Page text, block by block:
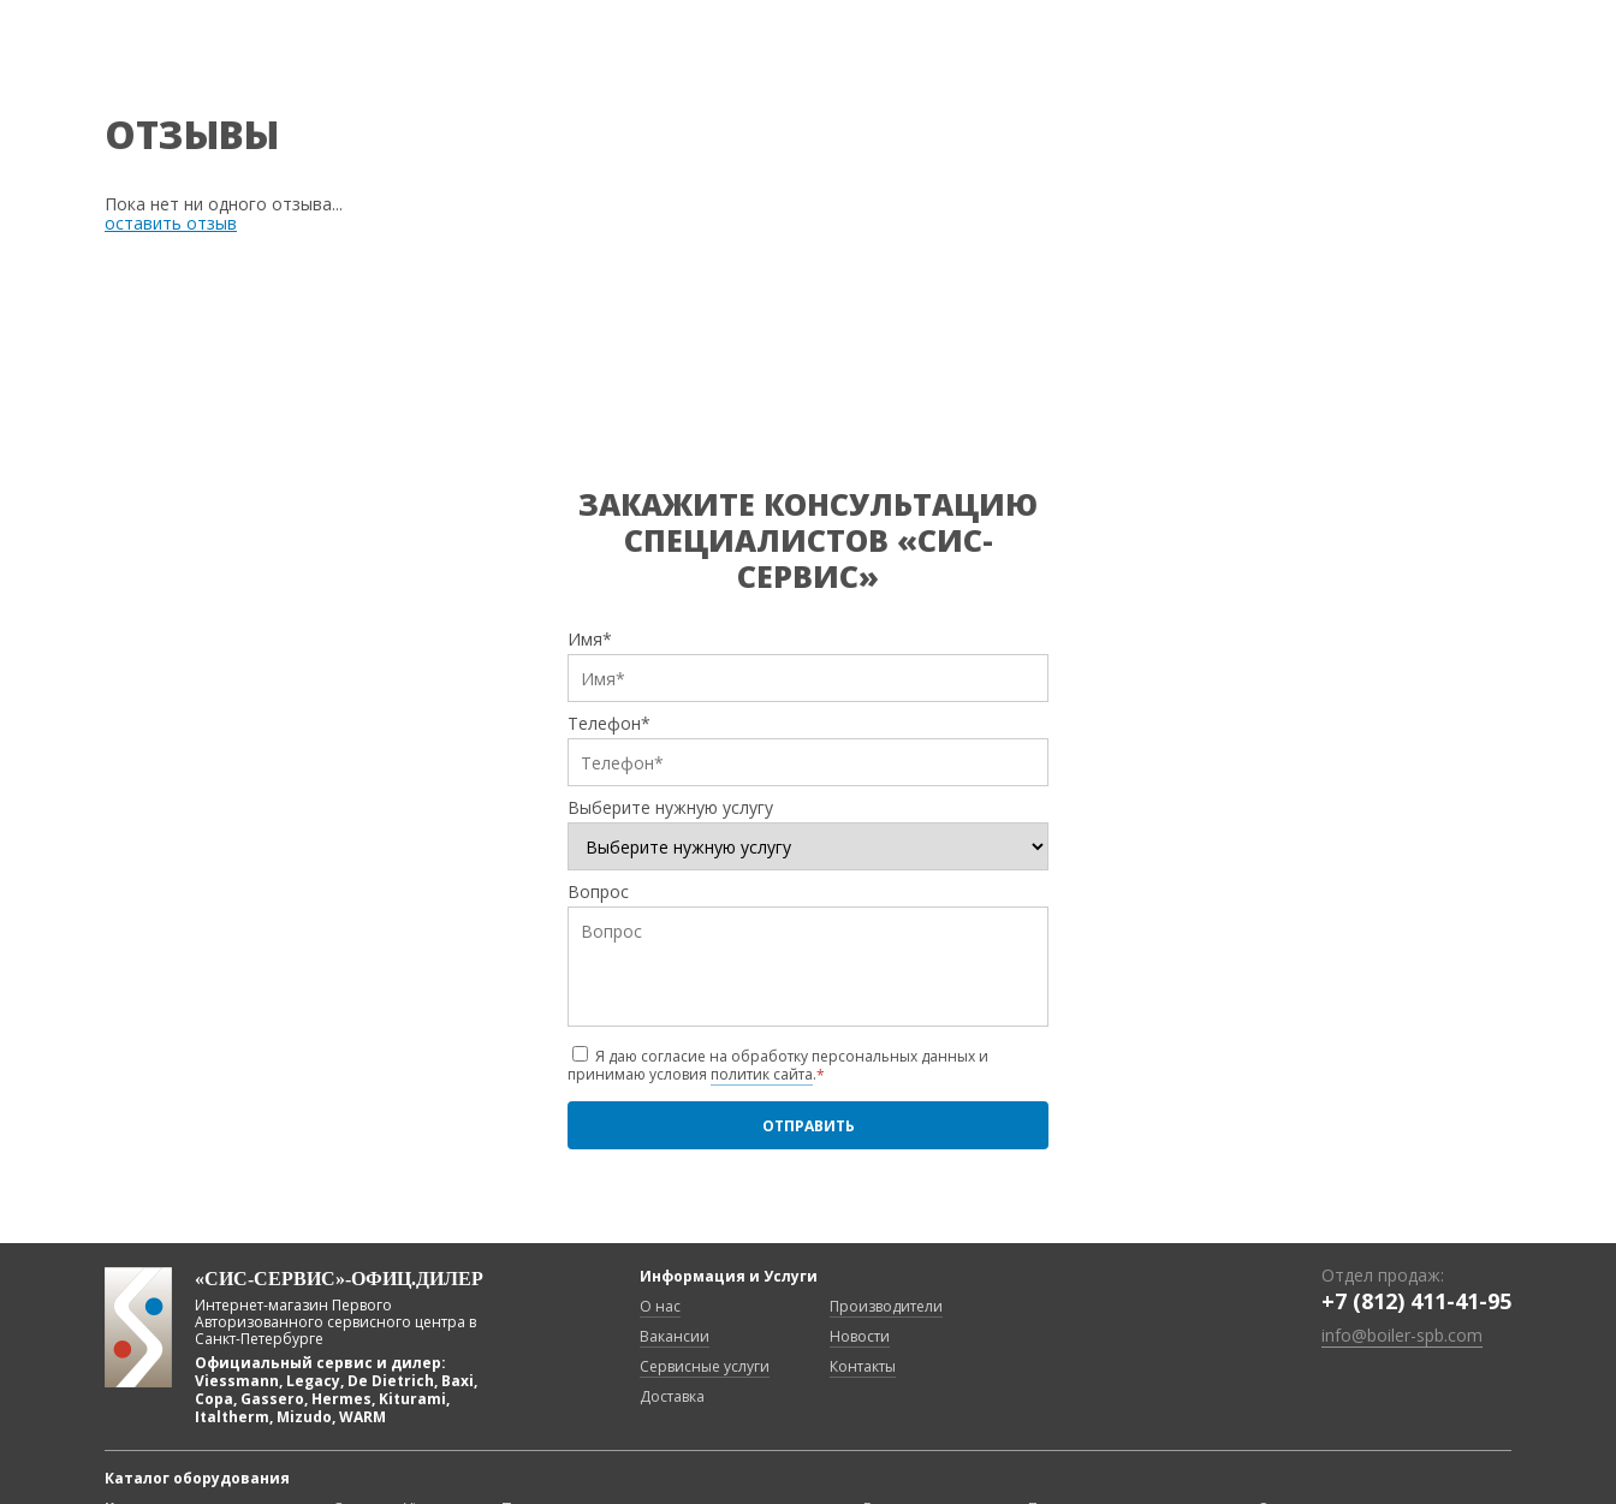
ОТЗЫВЫ
Пока нет ни одного отзыва...
оставить отзыв
ЗАКАЖИТЕ КОНСУЛЬТАЦИЮ
СПЕЦИАЛИСТОВ «СИС-
СЕРВИС»
Имя*
Телефон*
Выберите нужную услугу
Вопрос
Я даю согласие на обработку персональных данных и
принимаю условия политик сайта.*
«СИС-СЕРВИС»-ОФИЦ.ДИЛЕР
Интернет-магазин Первого
Авторизованного сервисного центра в
Санкт-Петербурге
Официальный сервис и дилер:
Viessmann, Legacy, De Dietrich, Baxi,
Copa, Gassero, Hermes, Kiturami,
Italtherm, Mizudo, WARM
Информация и Услуги
О нас
Вакансии
Сервисные услуги
Доставка
Производители
Новости
Контакты
Отдел продаж:
+7 (812) 411-41-95
info@boiler-spb.com
Каталог оборудования